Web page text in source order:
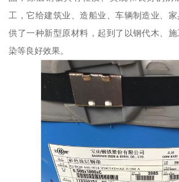
工，它给建筑业、造船业、车辆制造业、
供了一种新型原材料，起到了以钢代木、
染等良好效果。